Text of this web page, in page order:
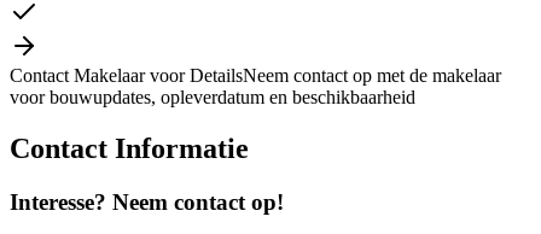
Contact Makelaar voor DetailsNeem contact op met de makelaar
voor bouwupdates, opleverdatum en beschikbaarheid
Contact Informatie
Interesse? Neem contact op!